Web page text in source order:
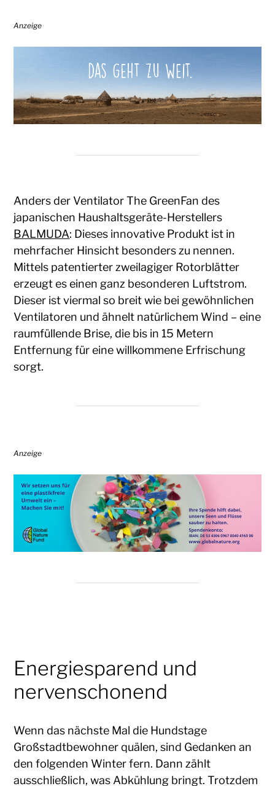
Anzeige
Anders der Ventilator The GreenFan des
japanischen Haushaltsgeräte-Herstellers
BALMUDA: Dieses innovative Produkt ist in
mehrfacher Hinsicht besonders zu nennen.
Mittels patentierter zweilagiger Rotorblätter
erzeugt es einen ganz besonderen Luftstrom.
Dieser ist viermal so breit wie bei gewöhnlichen
Ventilatoren und ähnelt natürlichem Wind – eine
raumfüllende Brise, die bis in 15 Metern
Entfernung für eine willkommene Erfrischung
sorgt.
Anzeige
Energiesparend und
nervenschonend
Wenn das nächste Mal die Hundstage
Großstadtbewohner quälen, sind Gedanken an
den folgenden Winter fern. Dann zählt
ausschließlich, was Abkühlung bringt. Trotzdem